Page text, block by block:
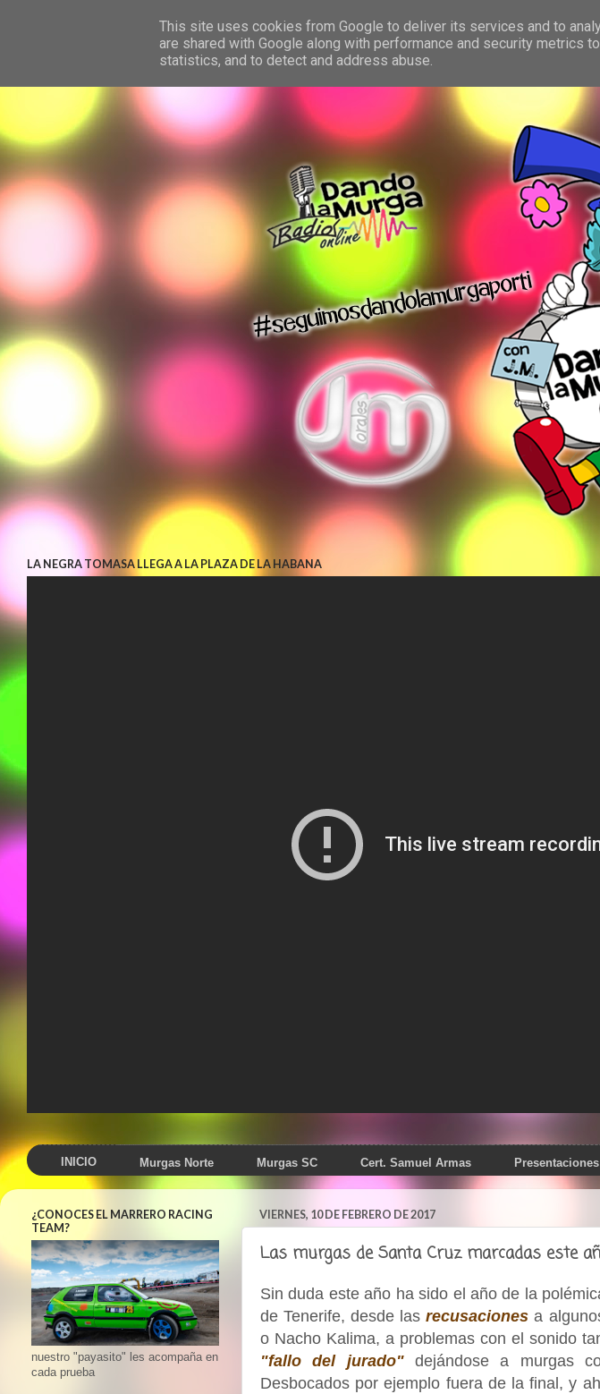
LA NEGRA TOMASA LLEGA A LA PLAZA DE LA HABANA
INICIO Murgas Norte Murgas SC Cert. Samuel Armas Presentaciones
VIERNES, 10 DE FEBRERO DE 2017
Las murgas de Santa Cruz marcadas este
Sin duda este año ha sido el año de la
de Tenerife, desde lasrecusacionesa
o Nacho Kalima, a problemas con el sonido
"fallo del jurado"dejándose a murgas
Desbocados por ejemplo fuera de la final, y
¿CONOCES EL MARRERO RACING
TEAM?
nuestro "payasito" les acompaña en
cada prueba
This site uses cookies from Google to deliver its services and to
are shared with Google along with performance and security metrics
statistics, and to detect and address abuse.